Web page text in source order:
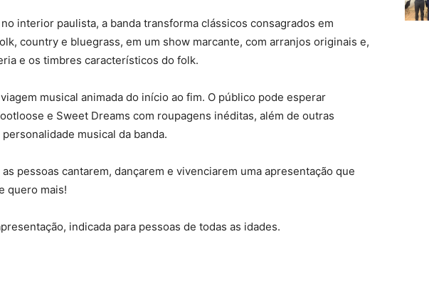
interior paulista, a banda transforma clássicos consagrados em
country e bluegrass, em um show marcante, com arranjos originais e,
e os timbres característicos do folk.
musical animada do início ao fim. O público pode esperar
e Sweet Dreams com roupagens inéditas, além de outras
musical da banda.
pessoas cantarem, dançarem e vivenciarem uma apresentação que
quero mais!
indicada para pessoas de todas as idades.